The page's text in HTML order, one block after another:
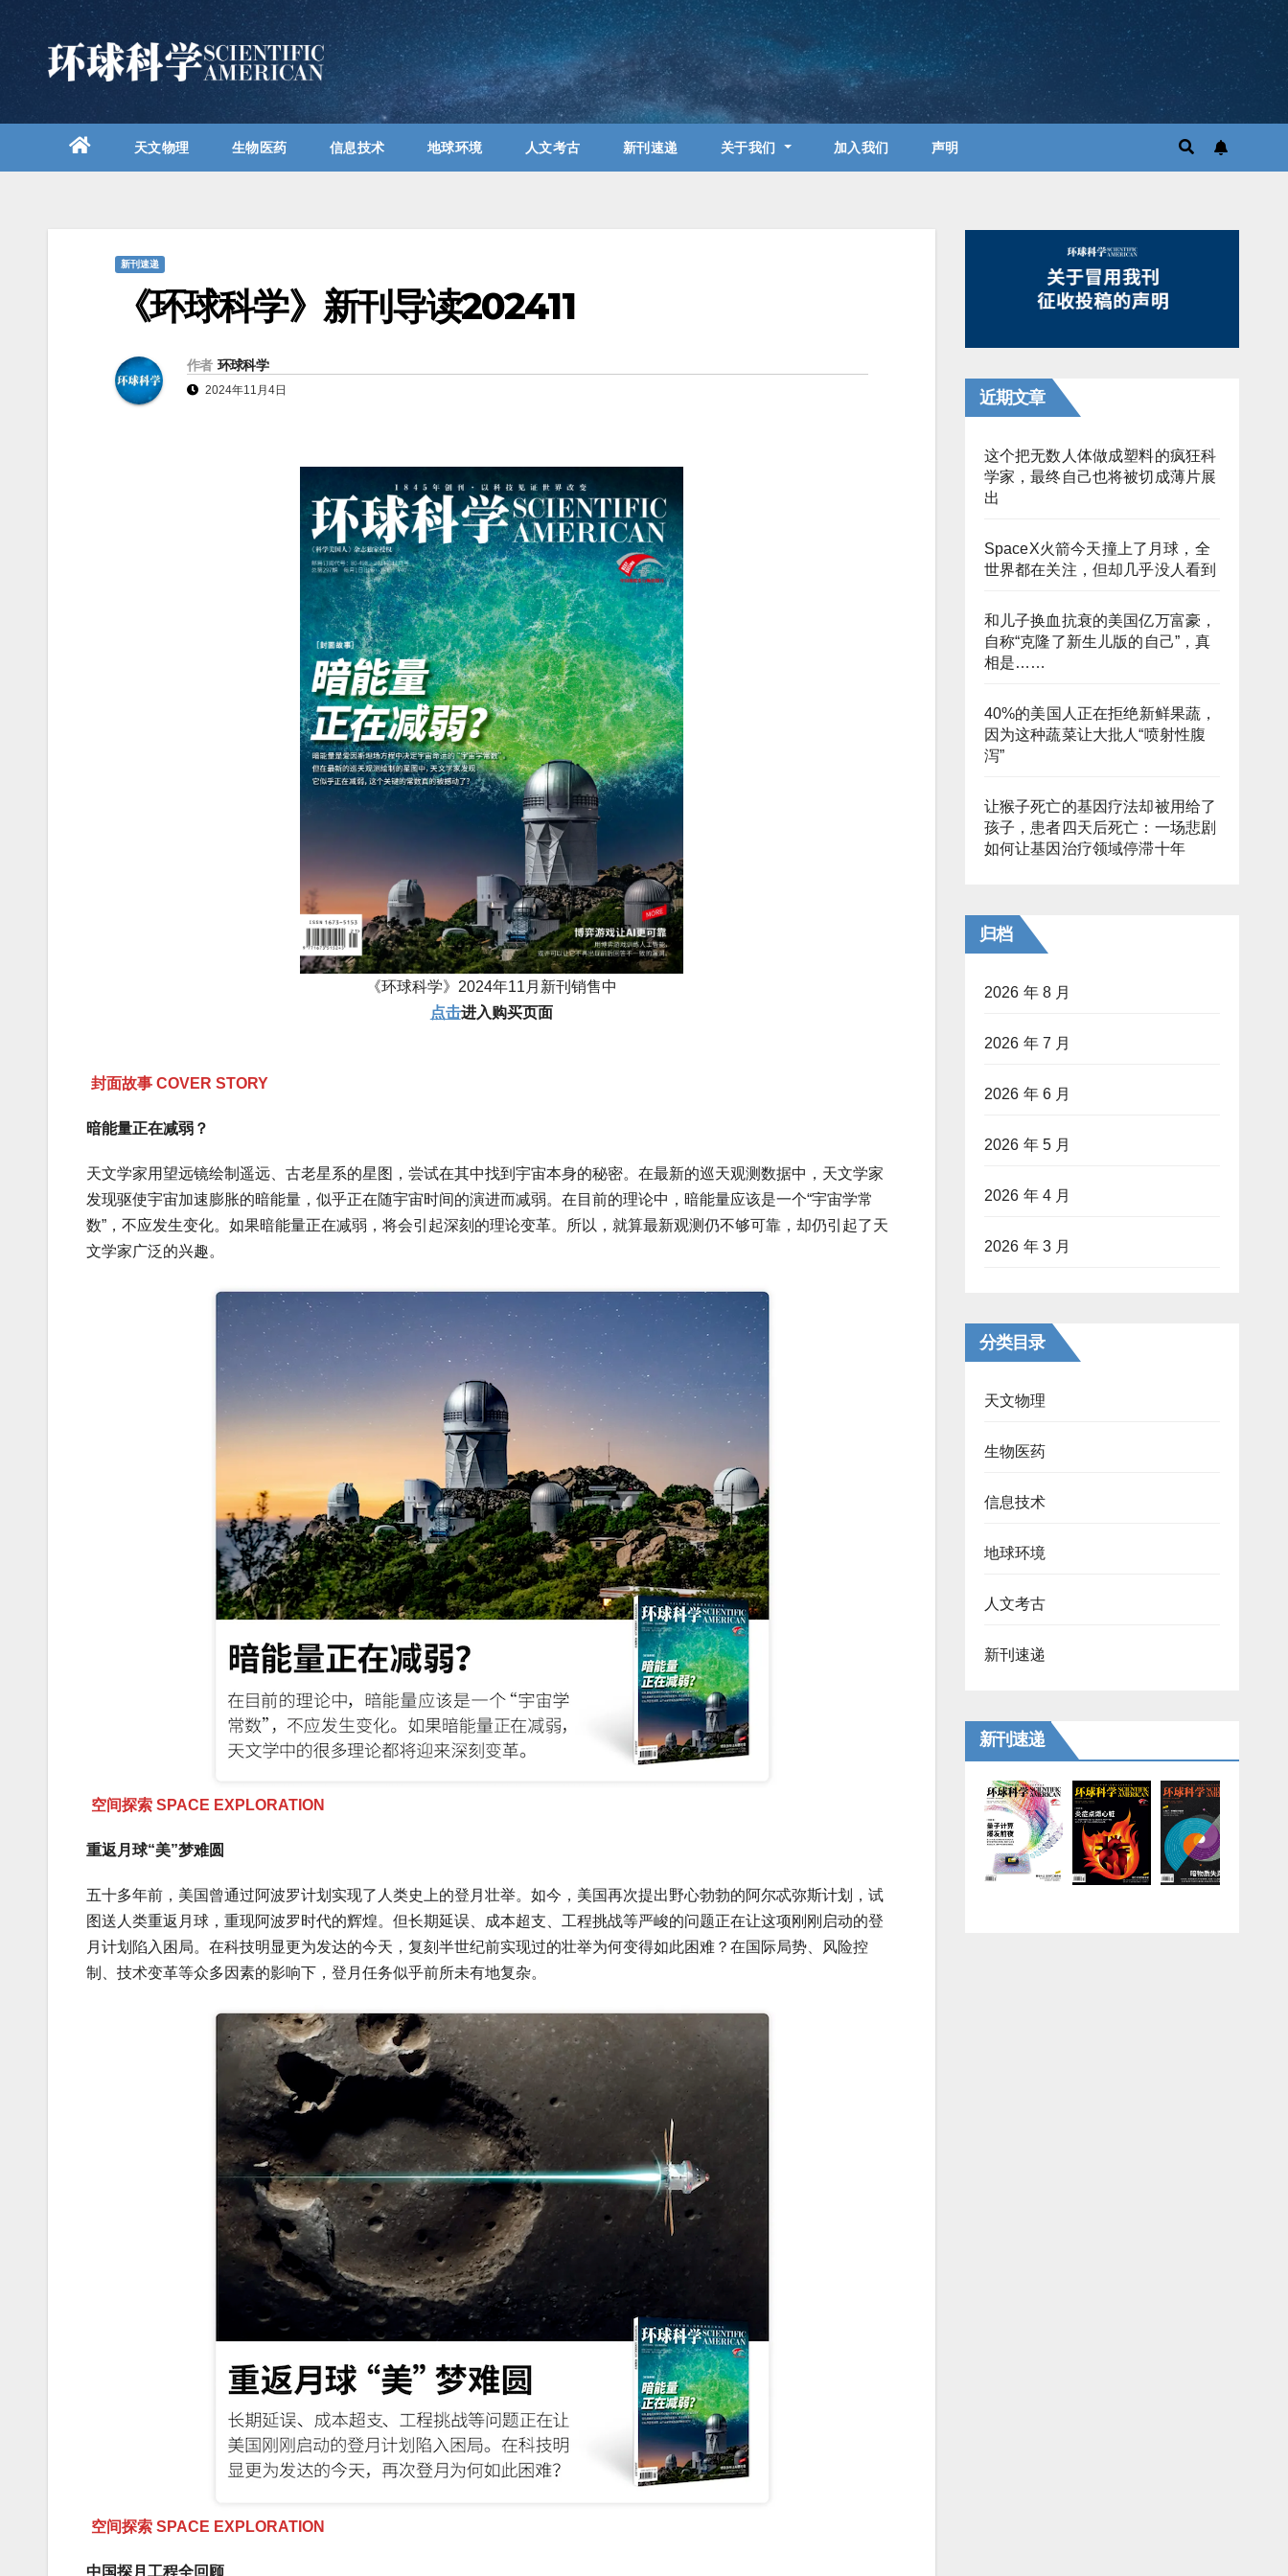
天文物理 生物医药 信息技术 地球环境 人文考古 新刊速递 关于我们 加入我们 声明
新刊速递
《环球科学》新刊导读202411
作者 环球科学
2024年11月4日
《环球科学》2024年11月新刊销售中
点击进入购买页面
封面故事 COVER STORY
暗能量正在减弱？
天文学家用望远镜绘制遥远、古老星系的星图，尝试在其中找到宇宙本身的秘密。在最新的巡天观测数据中，天文学家
发现驱使宇宙加速膨胀的暗能量，似乎正在随宇宙时间的演进而减弱。在目前的理论中，暗能量应该是一个“宇宙学常
数”，不应发生变化。如果暗能量正在减弱，将会引起深刻的理论变革。所以，就算最新观测仍不够可靠，却仍引起了天
文学家广泛的兴趣。
空间探索 SPACE EXPLORATION
重返月球“美”梦难圆
五十多年前，美国曾通过阿波罗计划实现了人类史上的登月壮举。如今，美国再次提出野心勃勃的阿尔忒弥斯计划，试
图送人类重返月球，重现阿波罗时代的辉煌。但长期延误、成本超支、工程挑战等严峻的问题正在让这项刚刚启动的登
月计划陷入困局。在科技明显更为发达的今天，复刻半世纪前实现过的壮举为何变得如此困难？在国际局势、风险控
制、技术变革等众多因素的影响下，登月任务似乎前所未有地复杂。
空间探索 SPACE EXPLORATION
中国探月工程全回顾
近期文章
这个把无数人体做成塑料的疯狂科
学家，最终自己也将被切成薄片展
出
SpaceX火箭今天撞上了月球，全
世界都在关注，但却几乎没人看到
和儿子换血抗衰的美国亿万富豪，
自称“克隆了新生儿版的自己”，真
相是……
40%的美国人正在拒绝新鲜果蔬，
因为这种蔬菜让大批人“喷射性腹
泻”
让猴子死亡的基因疗法却被用给了
孩子，患者四天后死亡：一场悲剧
如何让基因治疗领域停滞十年
归档
2026 年 8 月
2026 年 7 月
2026 年 6 月
2026 年 5 月
2026 年 4 月
2026 年 3 月
分类目录
天文物理
生物医药
信息技术
地球环境
人文考古
新刊速递
新刊速递